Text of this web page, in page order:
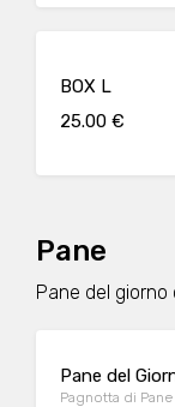
BOX L
25.00 €
Pane
Pane del
Pane del
Pagnotta di Pane